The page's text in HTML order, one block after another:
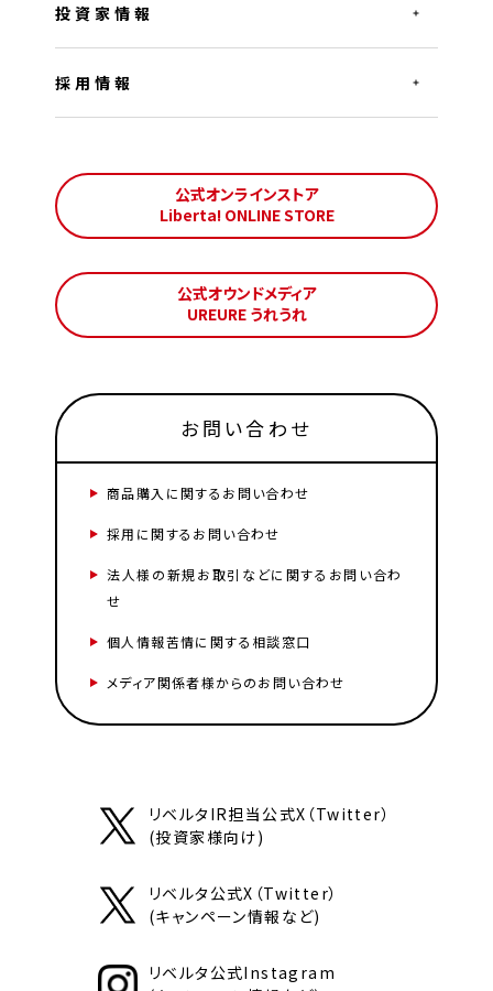
投資家情報
採用情報
公式オンラインストア
Liberta! ONLINE STORE
公式オウンドメディア
UREURE うれうれ
お問い合わせ
商品購入に関するお問い合わせ
採用に関するお問い合わせ
法人様の新規お取引などに関するお問い合わ
せ
個人情報苦情に関する相談窓口
メディア関係者様からのお問い合わせ
リベルタIR担当公式X（Twitter）
(投資家様向け)
リベルタ公式X（Twitter）
(キャンペーン情報など)
リベルタ公式Instagram